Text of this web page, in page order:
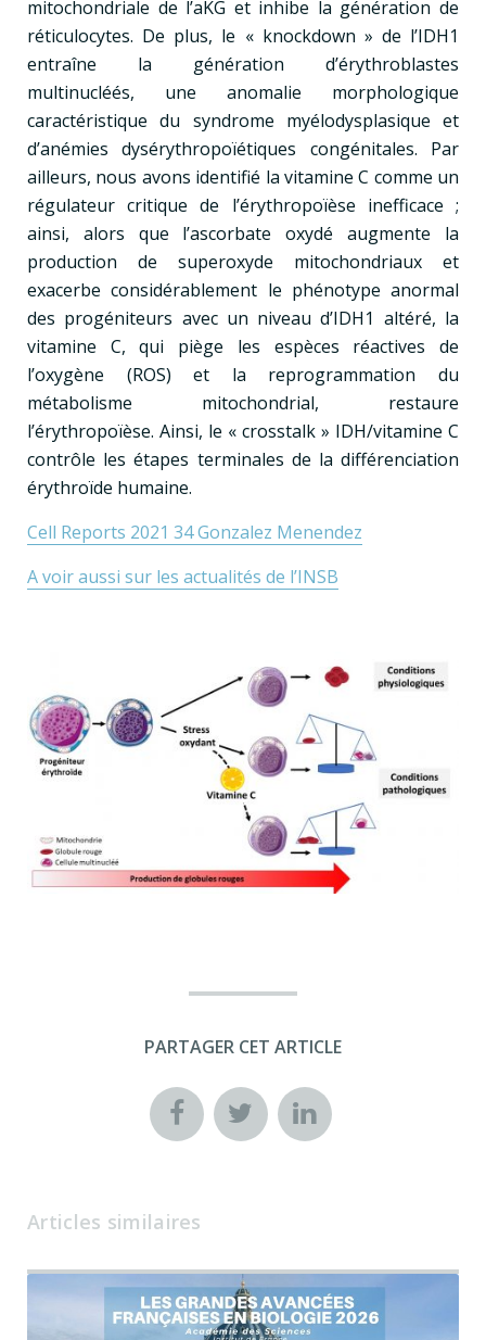
mitochondriale de l’aKG et inhibe la génération de
réticulocytes. De plus, le « knockdown » de l’IDH1
entraîne la génération d’érythroblastes
multinucléés, une anomalie morphologique
caractéristique du syndrome myélodysplasique et
d’anémies dysérythropoïétiques congénitales. Par
ailleurs, nous avons identifié la vitamine C comme un
régulateur critique de l’érythropoïèse inefficace ;
ainsi, alors que l’ascorbate oxydé augmente la
production de superoxyde mitochondriaux et
exacerbe considérablement le phénotype anormal
des progéniteurs avec un niveau d’IDH1 altéré, la
vitamine C, qui piège les espèces réactives de
l’oxygène (ROS) et la reprogrammation du
métabolisme mitochondrial, restaure
l’érythropoïèse. Ainsi, le « crosstalk » IDH/vitamine C
contrôle les étapes terminales de la différenciation
érythroïde humaine.
Cell Reports 2021 34 Gonzalez Menendez
A voir aussi sur les actualités de l’INSB
PARTAGER CET ARTICLE
Articles similaires